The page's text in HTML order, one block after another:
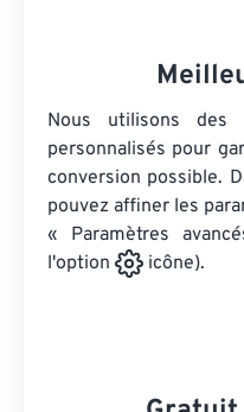
Nous utilisons
personnalisés pour
conversion possible.
pouvez affiner les
« Paramètres
l'option
icône).